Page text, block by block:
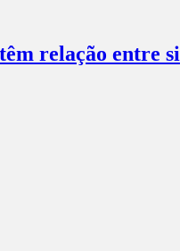
relação entre si